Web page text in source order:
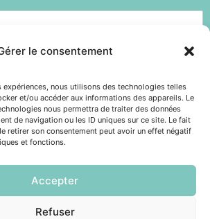
le consentement
expériences, nous utilisons des technologies telles
et/ou accéder aux informations des appareils. Le
nous permettra de traiter des données
de navigation ou les ID uniques sur ce site. Le fait
retirer son consentement peut avoir un effet négatif
et fonctions.
Accepter
Refuser
site internet